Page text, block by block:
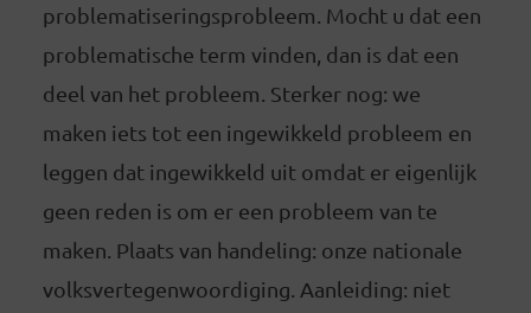
problematiseringsprobleem. Mocht u dat een
problematische term vinden, dan is dat een
deel van het probleem. Sterker nog: we
maken iets tot een ingewikkeld probleem en
leggen dat ingewikkeld uit omdat er eigenlijk
geen reden is om er een probleem van te
maken. Plaats van handeling: onze nationale
volksvertegenwoordiging. Aanleiding: niet